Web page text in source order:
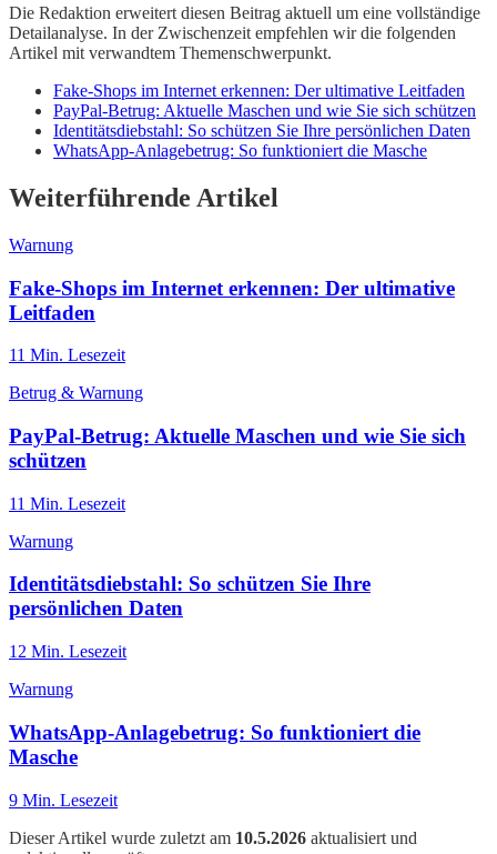
Die Redaktion erweitert diesen Beitrag aktuell um eine vollständige
Detailanalyse. In der Zwischenzeit empfehlen wir die folgenden
Artikel mit verwandtem Themenschwerpunkt.
Fake-Shops im Internet erkennen: Der ultimative Leitfaden
PayPal-Betrug: Aktuelle Maschen und wie Sie sich schützen
Identitätsdiebstahl: So schützen Sie Ihre persönlichen Daten
WhatsApp-Anlagebetrug: So funktioniert die Masche
Weiterführende Artikel
Warnung
Fake-Shops im Internet erkennen: Der ultimative
Leitfaden
11 Min. Lesezeit
Betrug & Warnung
PayPal-Betrug: Aktuelle Maschen und wie Sie sich
schützen
11 Min. Lesezeit
Warnung
Identitätsdiebstahl: So schützen Sie Ihre
persönlichen Daten
12 Min. Lesezeit
Warnung
WhatsApp-Anlagebetrug: So funktioniert die
Masche
9 Min. Lesezeit
Dieser Artikel wurde zuletzt am 10.5.2026 aktualisiert und